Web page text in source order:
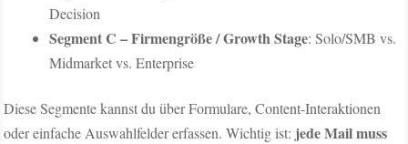
Decision
Segment C – Firmengröße / Growth Stage: Solo/SMB vs.
Midmarket vs. Enterprise
Diese Segmente kannst du über Formulare, Content-Interaktionen
oder einfache Auswahlfelder erfassen. Wichtig ist: jede Mail muss